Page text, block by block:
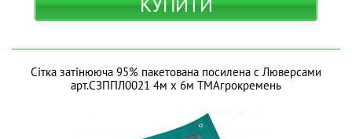
Сітка затінююча 95% пакетована посилена с Люверсами
арт.СЗППЛ0021 4м х 6м ТМАгрокремень